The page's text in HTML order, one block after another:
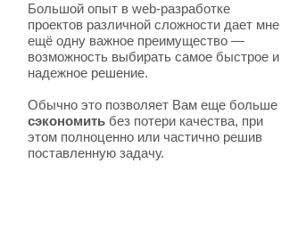
Большой опыт в web-разработке
проектов различной сложности дает мне
ещё одну важное преимущество —
возможность выбирать самое быстрое и
надежное решение.
Обычно это позволяет Вам еще больше
сэкономитьбез потери качества, при
этом полноценно или частично решив
поставленную задачу.